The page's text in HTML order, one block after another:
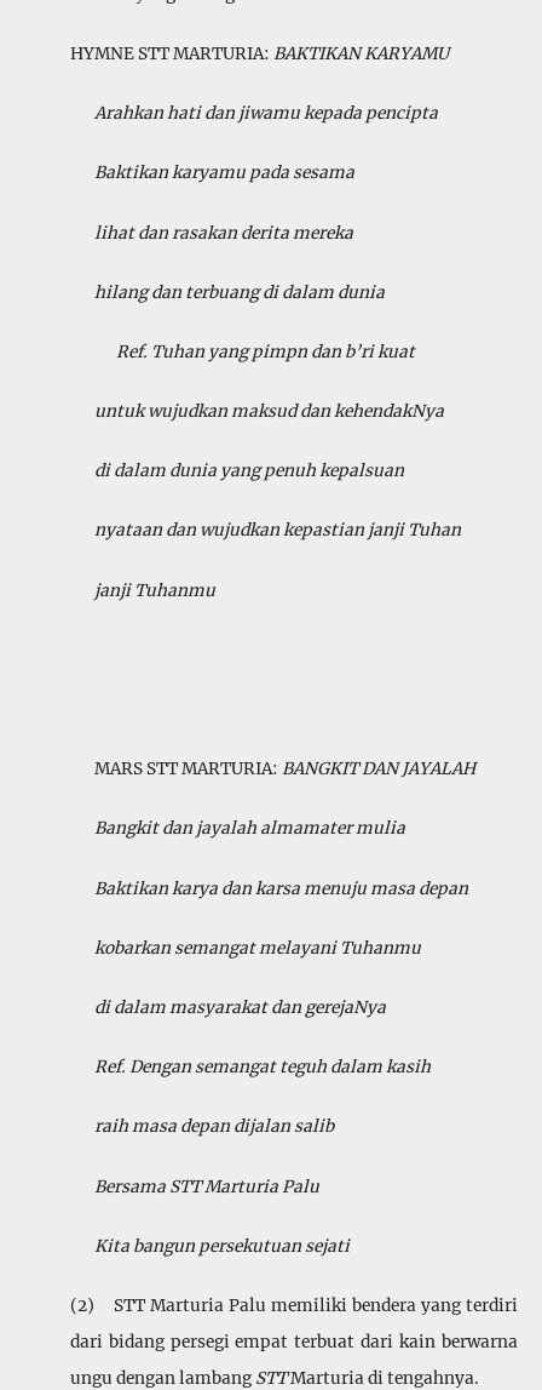
HYMNE STT MARTURIA: BAKTIKAN KARYAMU
Arahkan hati dan jiwamu kepada pencipta
Baktikan karyamu pada sesama
lihat dan rasakan derita mereka
hilang dan terbuang di dalam dunia
Ref. Tuhan yang pimpn dan b’ri kuat
untuk wujudkan maksud dan kehendakNya
di dalam dunia yang penuh kepalsuan
nyataan dan wujudkan kepastian janji Tuhan
janji Tuhanmu
MARS STT MARTURIA: BANGKIT DAN JAYALAH
Bangkit dan jayalah almamater mulia
Baktikan karya dan karsa menuju masa depan
kobarkan semangat melayani Tuhanmu
di dalam masyarakat dan gerejaNya
Ref. Dengan semangat teguh dalam kasih
raih masa depan dijalan salib
Bersama STT Marturia Palu
Kita bangun persekutuan sejati
(2) STT Marturia Palu memiliki bendera yang terdiri
dari bidang persegi empat terbuat dari kain berwarna
ungu dengan lambang STTMarturia di tengahnya.